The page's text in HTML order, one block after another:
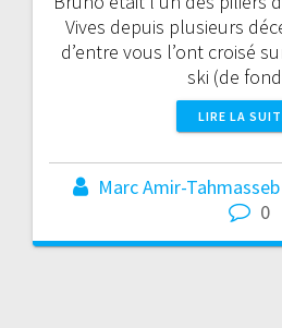
Vives depuis plusieurs
d’entre vous l’ont croisé
ski (de
LIRE LA
Marc Amir-Tahmasseb
0